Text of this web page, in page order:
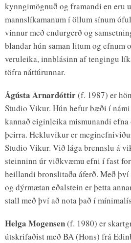
kynngimögnuð og framandi en eru
mannslíkamanum í öllum sínum
vinnur með endurgerð og
blandar hún saman litum og efnum
veruleika, innblásinn af tengingu
töfra náttúrunnar.
Ágústa Arnardóttir(f. 1987) er
Studio Vikur. Hún hefur bæði í
kannað eiginleika mismunandi
þeirra. Hekluvikur er
Studio Vikur. Við lága brennslu á
steinninn úr viðkvæmu efni í fast
heillandi bronslitaða áferð. Með
og dýrmætan eðalstein er þetta
stall með því að nota það í
Helga Mogensen(f. 1980) er
útskrifaðist með BA (Hons) frá